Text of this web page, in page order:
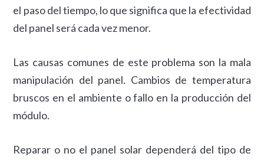
el paso del tiempo, lo que significa que la efectividad
del panel será cada vez menor.
Las causas comunes de este problema son la mala
manipulación del panel. Cambios de temperatura
bruscos en el ambiente o fallo en la producción del
módulo.
Reparar o no el panel solar dependerá del tipo de